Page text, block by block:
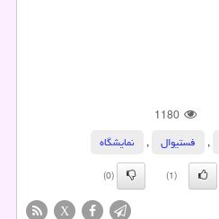
1180
, فستیوال ,
نمایشگاه
(1)
(0)
X